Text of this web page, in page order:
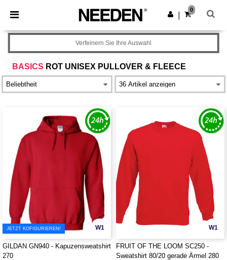
× Needen App
Bessere Preise in der App!
App holen
0
BASICS ROT UNISEX PULLOVER & FLEECE
Verfeinern Sie Ihre Auswahl
W1
JETZT KOFIGURIEREN!
GILDAN GN940 - Kapuzensweatshirt
270
W1
FRUIT OF THE LOOM SC250 -
Sweatshirt 80/20 gerade Ärmel 280